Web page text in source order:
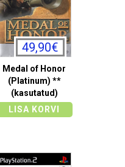
49,90€
Medal of Honor
(Platinum) **
(kasutatud)
LISA KORVI